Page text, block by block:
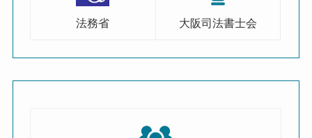
法務省 大阪司法書士会